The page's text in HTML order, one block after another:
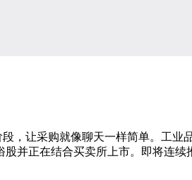
让采购就像聊天一样简单。工业
并正在结合买卖所上市。即将连